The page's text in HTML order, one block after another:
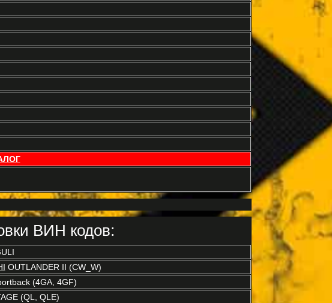
ВИН кодов:
OUTLANDER II (CW_W)
(4GA, 4GF)
(QL, QLE)